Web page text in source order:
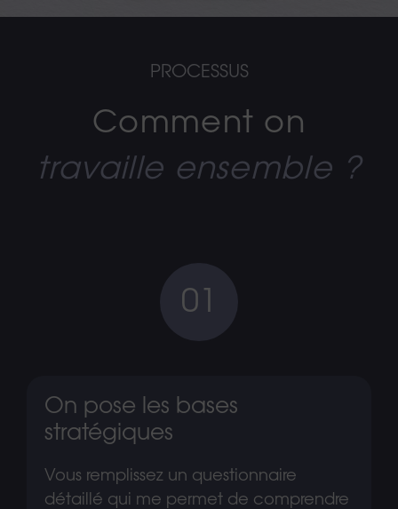
PROCESSUS
Comment on
travaille ensemble ?
01
On pose les bases
stratégiques
Vous remplissez un questionnaire
détaillé qui me permet de comprendre